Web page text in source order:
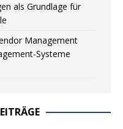
als Grundlage für
Management
Systeme